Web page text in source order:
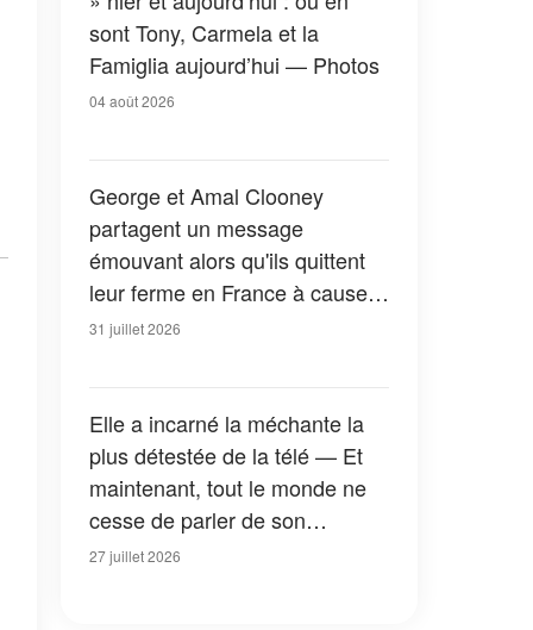
sont Tony, Carmela et la
Famiglia aujourd’hui — Photos
04 août 2026
George et Amal Clooney
partagent un message
émouvant alors qu'ils quittent
leur ferme en France à cause
des feux de forêt — Tous les
31 juillet 2026
Elle a incarné la méchante la
plus détestée de la télé — Et
maintenant, tout le monde ne
cesse de parler de son
apparition dans la nouvelle
27 juillet 2026